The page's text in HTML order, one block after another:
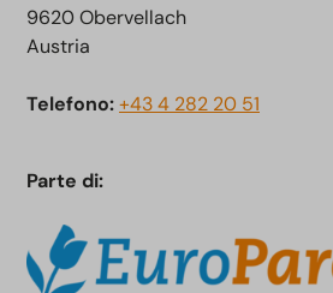
9620 Obervellach
Austria
Telefono:+43 4 282 20 51
Parte di: